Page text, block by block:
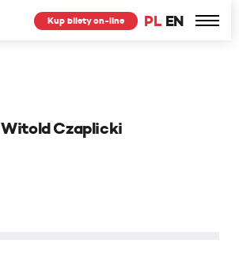
PL EN
Kup bilety on-line
Witold Czaplicki